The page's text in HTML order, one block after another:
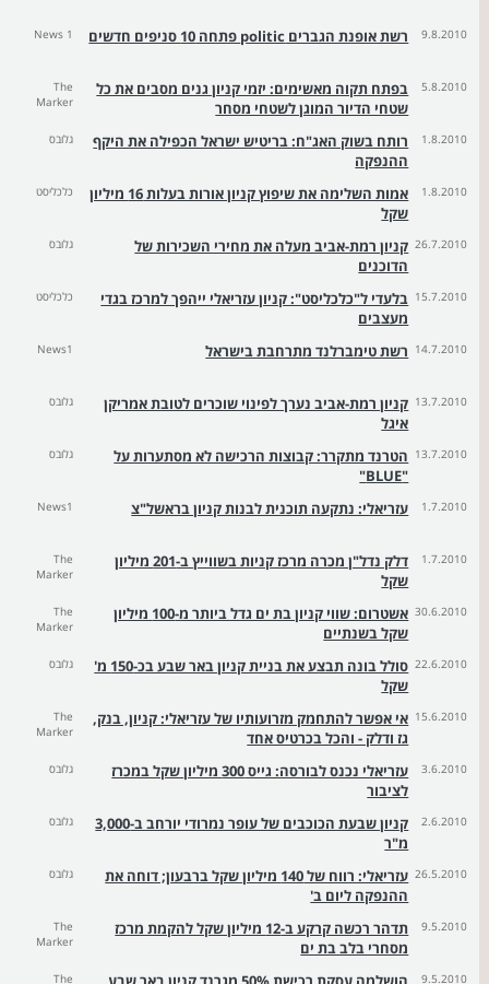
9.8.2010 רשת אופנת הגברים politic פתחה 10 סניפים חדשים News 1
5.8.2010
בפתח תקוה מאשימים: יזמי קניון גנים מסבים את כל
שטחי הדיור המוגן לשטחי מסחר
The
Marker
1.8.2010
רותח בשוק האג"ח: בריטיש ישראל הכפילה את היקף
ההנפקה
גלובס
1.8.2010
אמות השלימה את שיפוץ קניון אורות בעלות 16 מיליון
שקל
כלכליסט
26.7.2010 קניון רמת-אביב מעלה את מחירי השכירות של
הדוכנים
גלובס
15.7.2010 בלעדי ל"כלכליסט": קניון עזריאלי ייהפך למרכז בגדי
מעצבים
כלכליסט
14.7.2010 רשת טימברלנד מתרחבת בישראל News1
13.7.2010 קניון רמת-אביב נערך לפינוי שוכרים לטובת אמריקן
איגל
גלובס
13.7.2010 הטרנד מתקרר: קבוצות הרכישה לא מסתערות על
"BLUE"
גלובס
1.7.2010 עזריאלי: נתקעה תוכנית לבנות קניון בראשל"צ News1
1.7.2010
דלק נדל"ן מכרה מרכז קניות בשווייץ ב-201 מיליון
שקל
The
Marker
30.6.2010
אשטרום: שווי קניון בת ים גדל ביותר מ-100 מיליון
שקל בשנתיים
The
Marker
22.6.2010
סולל בונה תבצע את בניית קניון באר שבע בכ-150 מ'
שקל
גלובס
15.6.2010 אי אפשר להתחמק מזרועותיו של עזריאלי: קניון, בנק,
גז ודלק - והכל בכרטיס אחד
The
Marker
3.6.2010
עזריאלי נכנס לבורסה: גייס 300 מיליון שקל במכרז
לציבור
גלובס
2.6.2010
קניון שבעת הכוכבים של עופר נמרודי יורחב ב-3,000
מ"ר
גלובס
26.5.2010
עזריאלי: רווח של 140 מיליון שקל ברבעון; דוחה את
ההנפקה ליום ב'
גלובס
9.5.2010
תדהר רכשה קרקע ב-12 מיליון שקל להקמת מרכז
מסחרי בלב בת ים
The
Marker
9.5.2010
The